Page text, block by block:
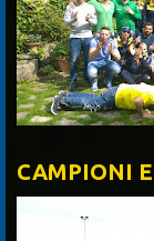
CAMPIONI